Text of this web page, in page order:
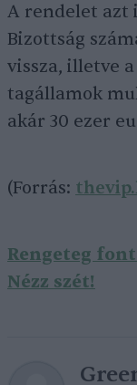
A rendelet azt
Bizottság
vissza, illetve
tagállamok
akár 30 ezer
(Forrás:
Rengeteg
Nézz szét!